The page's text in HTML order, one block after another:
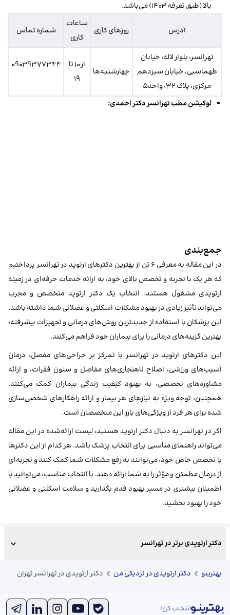
بالا (طبق تعرفه ۱۴۰۳) می‌باشد.
آدرس روز‌های کاری
ساعات
کاری
شماره تماس
تهرانسر، بلوار لاله، خیابان
طهماسبی، خیابان سیزدهم
مرکزی، پلاک ۳۲، واحد۵
چهارشنبه‌ها
از ۱۰ تا
۱۹
۰۹۰۳۹۳۷۷۳۴۴
لوکیشن مطب تهرانسر دکتر احمدی:
جمع‌بندی
در این مقاله به معرفی ۶ تن از بهترین دکترهای ارتوپد در تهرانسر پرداختیم
که هر یک با تجربه و تخصص بالای خود، به ارائه خدمات حرفه‌ای در زمینه
ارتوپدی مشغول هستند. انتخاب یک دکتر ارتوپد متخصص و مجرب
می‌تواند تأثیر زیادی در بهبود مشکلات اسکلتی و عضلانی شما داشته باشد.
این پزشکان با استفاده از جدیدترین روش‌های درمانی و تجهیزات پیشرفته،
بهترین گزینه‌های درمانی را برای بیماران خود فراهم می‌کنند.
این دکترهای ارتوپد در تهرانسر با تمرکز بر جراحی‌های مفصل، درمان
آسیب‌های ورزشی، اصلاح ناهنجاری‌های مفاصل و ستون فقرات، و ارائه
مشاوره‌های تخصصی، به بهبود کیفیت زندگی بیماران کمک می‌کنند.
همچنین، توجه ویژه به نیازهای هر بیمار و ارائه راهکارهای شخصی‌سازی
شده برای هر فرد از ویژگی‌های بارز این متخصصان است.
اگر در تهرانسر به دنبال دکتر ارتوپد هستید، لیست ارائه‌شده در این مقاله
می‌تواند راهنمای مناسبی برای انتخاب پزشک باشد. هر کدام از این دکترها
با تخصص خاص خود، می‌توانند به رفع مشکلات شما کمک کنند و تجربه‌ای
از درمان مطمئن و مؤثر را به شما ارائه دهند. با انتخاب مناسب، می‌توانید با
اطمینان بیشتری در مسیر بهبود قدم بگذارید و سلامت اسکلتی و عضلانی
خود را بهبود بخشید.
دکتر ارتوپدی برتر در تهرانسر
بهترینو دکتر ارتوپدی در نزدیکی من دکتر ارتوپدی در تهرانسر تهران
انتخاب کن!